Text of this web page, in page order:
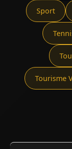
Sport
Tourisme